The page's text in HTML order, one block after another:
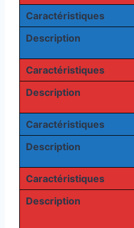
Caractéristiques
Description
Caractéristiques
Description
Caractéristiques
Description
Caractéristiques
Description